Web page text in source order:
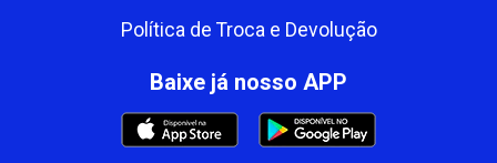
Política de Troca e Devolução
Baixe já nosso APP